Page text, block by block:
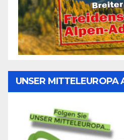
UNSER